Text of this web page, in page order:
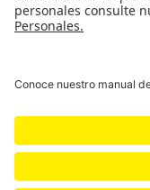
Reconocimiento como
Reconocimiento